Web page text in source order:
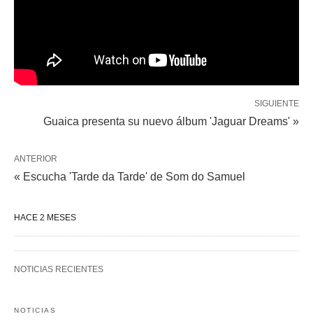
SIGUIENTE
Guaica presenta su nuevo álbum 'Jaguar Dreams' »
ANTERIOR
« Escucha 'Tarde da Tarde' de Som do Samuel
HACE 2 MESES
NOTICIAS RECIENTES
NOTICIAS